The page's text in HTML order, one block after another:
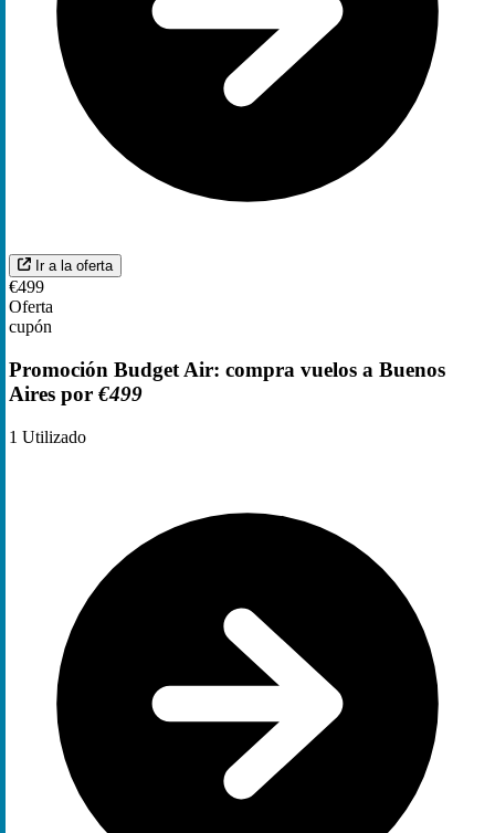
Ir a la oferta
€499
Oferta
cupón
Promoción Budget Air: compra vuelos a Buenos
Aires por €499
1 Utilizado